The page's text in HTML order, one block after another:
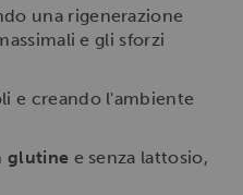
una rigenerazione
e gli sforzi
e creando l'ambiente
glutine e senza lattosio,